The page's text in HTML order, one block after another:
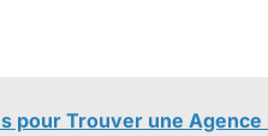
pour Trouver une